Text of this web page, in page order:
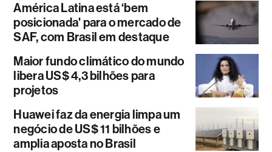
América Latina está ‘bem
posicionada' para o mercado de
SAF, com Brasil em destaque
Maior fundo climático do mundo
libera US$ 4,3 bilhões para
projetos
Huawei faz da energia limpa um
negócio de US$ 11 bilhões e
amplia aposta no Brasil